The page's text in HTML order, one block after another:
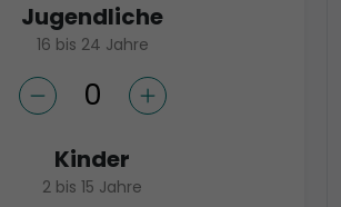
Jugendliche
16 bis 24 Jahre
Kinder
2 bis 15 Jahre